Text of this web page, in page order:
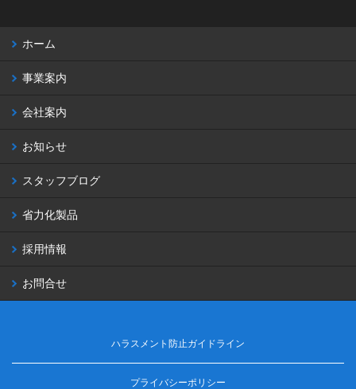
ホーム
事業案内
会社案内
お知らせ
スタッフブログ
省力化製品
採用情報
お問合せ
ハラスメント防止ガイドライン
プライバシーポリシー